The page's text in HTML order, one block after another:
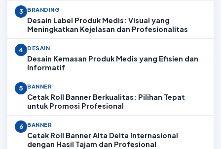
3 BRANDING
Desain Label Produk Medis: Visual yang
Meningkatkan Kejelasan dan Profesionalitas
4 DESAIN
Desain Kemasan Produk Medis yang Efisien dan
Informatif
5 BANNER
Cetak Roll Banner Berkualitas: Pilihan Tepat
untuk Promosi Profesional
6 BANNER
Cetak Roll Banner Alta Delta Internasional
dengan Hasil Tajam dan Profesional